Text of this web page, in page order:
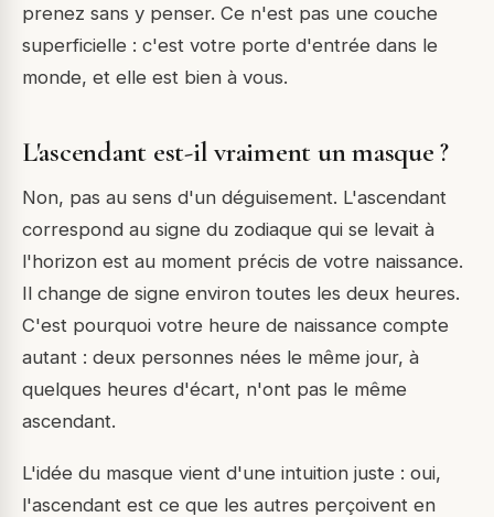
prenez sans y penser. Ce n'est pas une couche
superficielle : c'est votre porte d'entrée dans le
monde, et elle est bien à vous.
L'ascendant est-il vraiment un masque ?
Non, pas au sens d'un déguisement. L'ascendant
correspond au signe du zodiaque qui se levait à
l'horizon est au moment précis de votre naissance.
Il change de signe environ toutes les deux heures.
C'est pourquoi votre heure de naissance compte
autant : deux personnes nées le même jour, à
quelques heures d'écart, n'ont pas le même
ascendant.
L'idée du masque vient d'une intuition juste : oui,
l'ascendant est ce que les autres perçoivent en